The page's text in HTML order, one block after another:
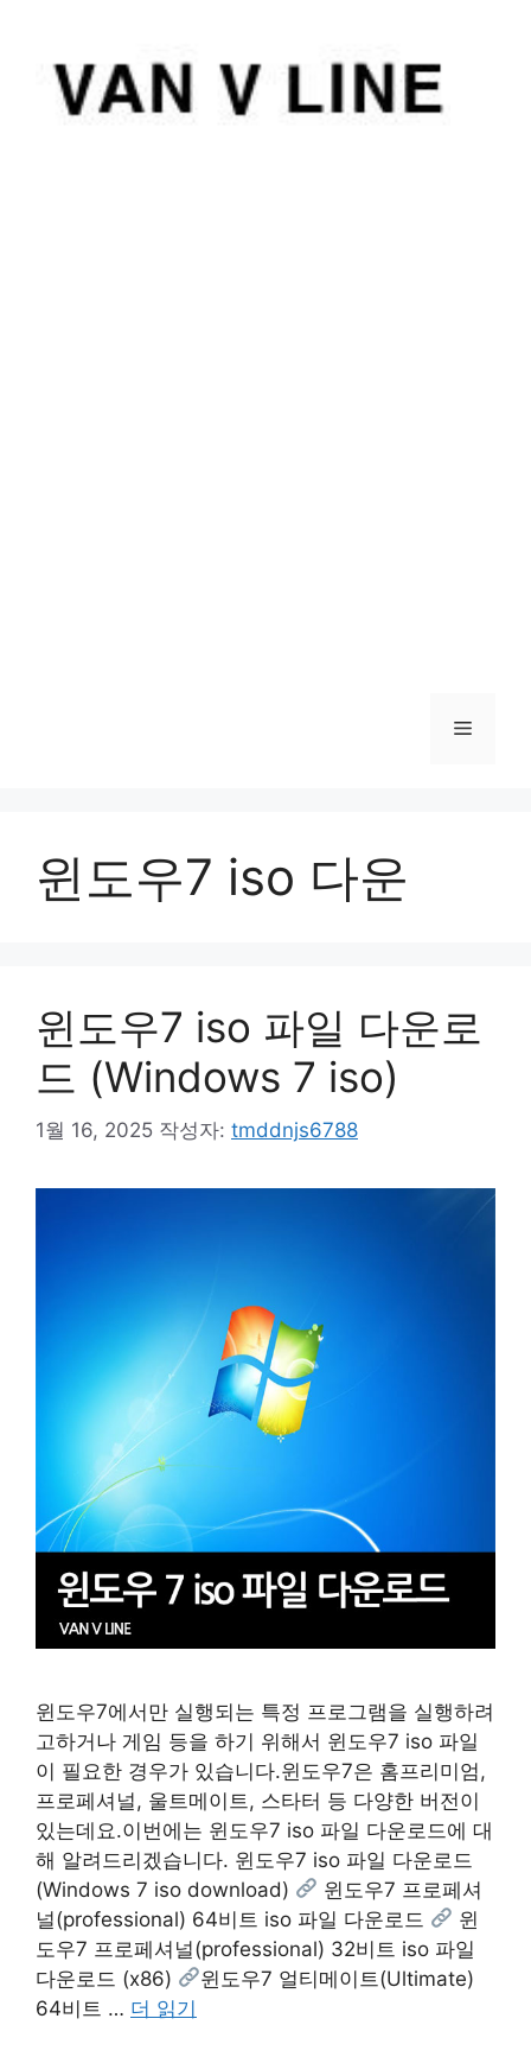
메
윈도우7 iso 다운
윈도우7 iso 파일 다운로
드 (Windows 7 iso)
1월 16, 2025 작성자: tmddnjs6788
윈도우7에서만 실행되는 특정 프로그램을 실행하려
고하거나 게임 등을 하기 위해서 윈도우7 iso 파일
이 필요한 경우가 있습니다.윈도우7은 홈프리미엄,
프로페셔널, 울트메이트, 스타터 등 다양한 버전이
있는데요.이번에는 윈도우7 iso 파일 다운로드에 대
해 알려드리겠습니다. 윈도우7 iso 파일 다운로드
(Windows 7 iso download)
윈도우7 프로페셔
널(professional) 64비트 iso 파일 다운로드
윈
도우7 프로페셔널(professional) 32비트 iso 파일
다운로드 (x86)
윈도우7 얼티메이트(Ultimate)
64비트 … 더 읽기